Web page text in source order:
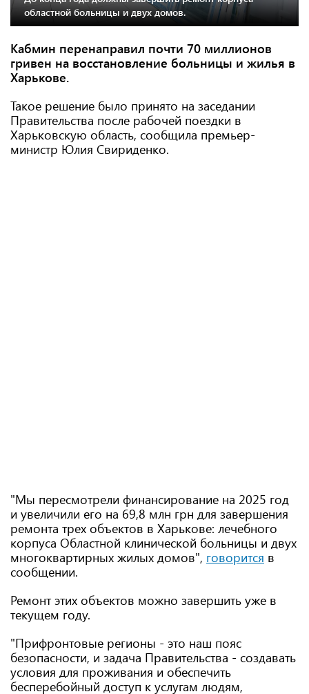
областной больницы и двух домов.
Кабмин перенаправил почти 70 миллионов
гривен на восстановление больницы и жилья в
Харькове.
Такое решение было принято на заседании
Правительства после рабочей поездки в
Харьковскую область, сообщила премьер-
министр Юлия Свириденко.
"Мы пересмотрели финансирование на 2025 год
и увеличили его на 69,8 млн грн для завершения
ремонта трех объектов в Харькове: лечебного
корпуса Областной клинической больницы и двух
многоквартирных жилых домов", говорится в
сообщении.
Ремонт этих объектов можно завершить уже в
текущем году.
"Прифронтовые регионы - это наш пояс
безопасности, и задача Правительства - создавать
условия для проживания и обеспечить
бесперебойный доступ к услугам людям,